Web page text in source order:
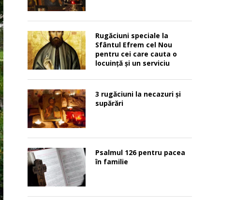
Rugăciuni speciale la
Sfântul Efrem cel Nou
pentru cei care cauta o
locuinţă şi un serviciu
3 rugăciuni la necazuri și
supărări
Psalmul 126 pentru pacea
în familie